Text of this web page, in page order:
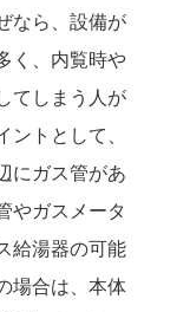
なら、設備が
く、内覧時や
てしまう人が
ントとして、
にガス管があ
やガスメータ
給湯器の可能
場合は、本体